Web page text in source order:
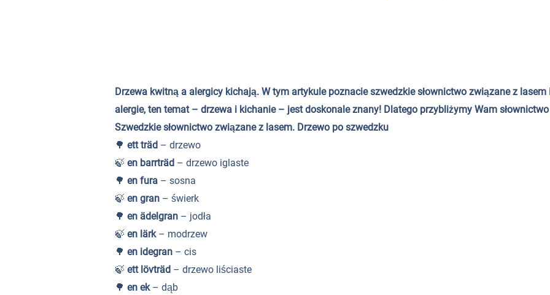
Drzewa kwitną a alergicy kichają. W tym artykule poznacie szwedzkie słownictwo związane z
alergie, ten temat – drzewa i kichanie – jest doskonale znany! Dlatego przybliżymy Wam
Szwedzkie słownictwo związane z lasem. Drzewo po szwedzku
🌳 ett träd – drzewo
🍃 en barrträd – drzewo iglaste
🌳 en fura – sosna
🍃 en gran – świerk
🌳 en ädelgran – jodła
🍃 en lärk– modrzew
🌳 en idegran – cis
🍃 ett lövträd – drzewo liściaste
🌳 en ek– dąb